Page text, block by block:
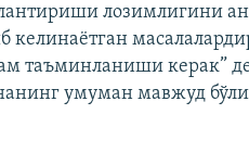
лозимлигини
келинаётган
таъминланиши керак”
умуман мавжуд